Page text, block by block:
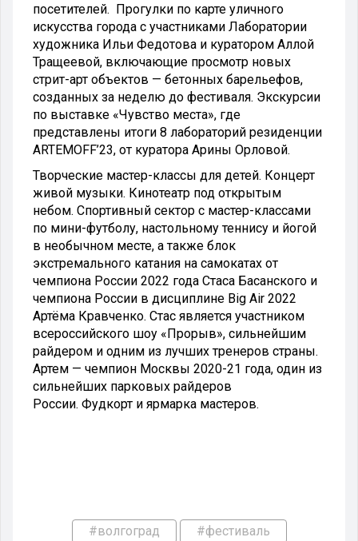
посетителей. Прогулки по карте уличного
искусства города с участниками Лаборатории
художника Ильи Федотова и куратором Аллой
Тращеевой, включающие просмотр новых
стрит-арт объектов — бетонных барельефов,
созданных за неделю до фестиваля. Экскурсии
по выставке «Чувство места», где
представлены итоги 8 лабораторий резиденции
ARTEMOFF’23, от куратора Арины Орловой.
Творческие мастер-классы для детей. Концерт
живой музыки. Кинотеатр под открытым
небом. Спортивный сектор с мастер-классами
по мини-футболу, настольному теннису и йогой
в необычном месте, а также блок
экстремального катания на самокатах от
чемпиона России 2022 года Стаса Басанского и
чемпиона России в дисциплине Big Air 2022
Артёма Кравченко. Стас является участником
всероссийского шоу «Прорыв», сильнейшим
райдером и одним из лучших тренеров страны.
Артем — чемпион Москвы 2020-21 года, один из
сильнейших парковых райдеров
России. Фудкорт и ярмарка мастеров.
#волгоград #фестиваль